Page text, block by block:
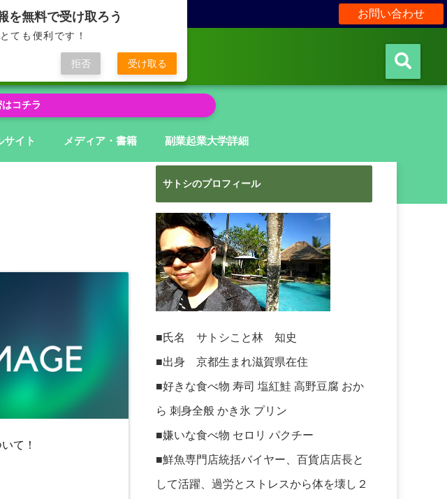
お問い合わせ
ージアップ
う０円物販
コチラ
サイト メディア・書籍 副業起業大学詳細
て！
サトシのプロフィール
■氏名 サトシこと林 知史
■出身 京都生まれ滋賀県在住
■好きな食べ物 寿司 塩紅鮭 高野豆腐 おか
ら 刺身全般 かき氷 プリン
■嫌いな食べ物 セロリ パクチー
■鮮魚専門店統括バイヤー、百貨店店長と
して活躍、過労とストレスから体を壊し２
を無料で受け取ろう
ても便利です！
拒否 受け取る